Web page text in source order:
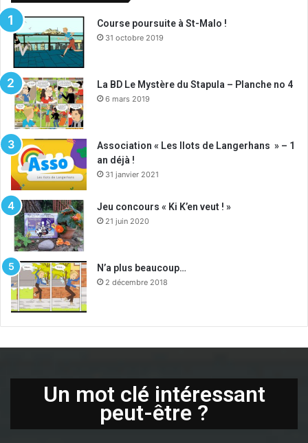
Course poursuite à St-Malo !
31 octobre 2019
La BD Le Mystère du Stapula – Planche no 4
6 mars 2019
Association « Les Ilots de Langerhans » – 1
an déjà !
31 janvier 2021
Jeu concours « Ki K’en veut ! »
21 juin 2020
N’a plus beaucoup…
2 décembre 2018
Un mot clé intéressant
peut-être ?